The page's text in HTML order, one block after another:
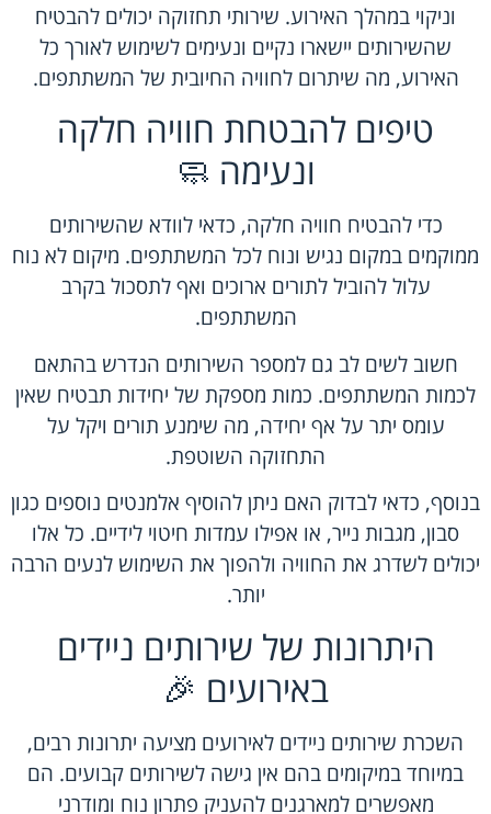
וניקוי במהלך האירוע. שירותי תחזוקה יכולים להבטיח
שהשירותים יישארו נקיים ונעימים לשימוש לאורך כל
האירוע, מה שיתרום לחוויה החיובית של המשתתפים.
טיפים להבטחת חוויה חלקה
ונעימה 🧼
כדי להבטיח חוויה חלקה, כדאי לוודא שהשירותים
ממוקמים במקום נגיש ונוח לכל המשתתפים. מיקום לא נוח
עלול להוביל לתורים ארוכים ואף לתסכול בקרב
המשתתפים.
חשוב לשים לב גם למספר השירותים הנדרש בהתאם
לכמות המשתתפים. כמות מספקת של יחידות תבטיח שאין
עומס יתר על אף יחידה, מה שימנע תורים ויקל על
התחזוקה השוטפת.
בנוסף, כדאי לבדוק האם ניתן להוסיף אלמנטים נוספים כגון
סבון, מגבות נייר, או אפילו עמדות חיטוי לידיים. כל אלו
יכולים לשדרג את החוויה ולהפוך את השימוש לנעים הרבה
יותר.
היתרונות של שירותים ניידים
באירועים 🎉
השכרת שירותים ניידים לאירועים מציעה יתרונות רבים,
במיוחד במיקומים בהם אין גישה לשירותים קבועים. הם
מאפשרים למארגנים להעניק פתרון נוח ומודרני